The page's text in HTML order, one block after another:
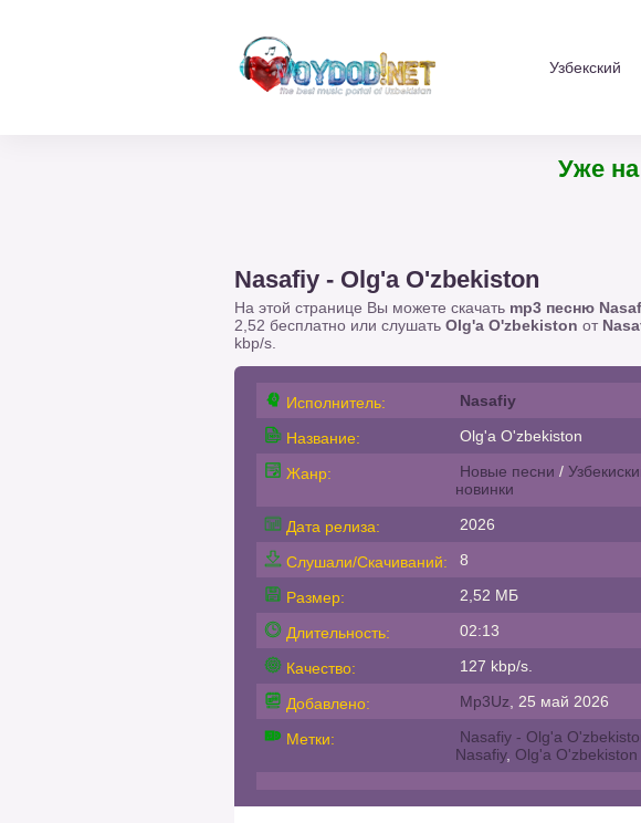
Узбекский
Уже на
Nasafiy - Olg'a O'zbekiston
На этой странице Вы можете скачать mp3 песню
2,52 бесплатно или слушать Olg'a O'zbekiston от
kbp/s.
Исполнитель: Nasafiy
Название: Olg'a O'zbekiston
Жанр: Новые песни /
новинки
Дата релиза: 2026
Слушали/Скачиваний: 8
Размер: 2,52 МБ
Длительность: 02:13
Качество: 127 kbp/s.
Добавлено: Mp3Uz , 25 май 2026
Метки: Nasafiy - Olg'a
Nasafiy, Olg'a O'zbekiston